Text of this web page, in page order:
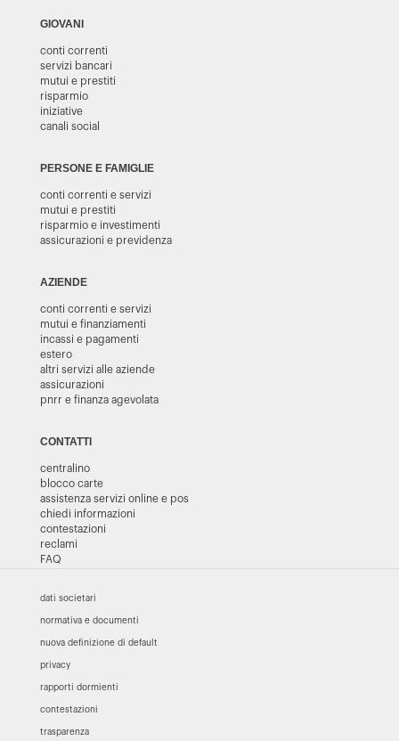
GIOVANI
conti correnti
servizi bancari
mutui e prestiti
risparmio
iniziative
canali social
PERSONE E FAMIGLIE
conti correnti e servizi
mutui e prestiti
risparmio e investimenti
assicurazioni e previdenza
AZIENDE
conti correnti e servizi
mutui e finanziamenti
incassi e pagamenti
estero
altri servizi alle aziende
assicurazioni
pnrr e finanza agevolata
CONTATTI
centralino
blocco carte
assistenza servizi online e pos
chiedi informazioni
contestazioni
reclami
FAQ
dati societari
normativa e documenti
nuova definizione di default
privacy
rapporti dormienti
contestazioni
trasparenza